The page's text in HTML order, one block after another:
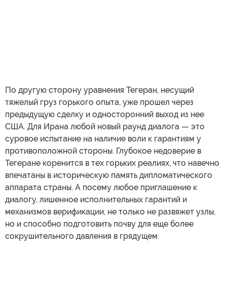
По другую сторону уравнения Тегеран, несущий
тяжелый груз горького опыта, уже прошел через
предыдущую сделку и односторонний выход из нее
США. Для Ирана любой новый раунд диалога — это
суровое испытание на наличие воли к гарантиям у
противоположной стороны. Глубокое недоверие в
Тегеране коренится в тех горьких реалиях, что навечно
впечатаны в историческую память дипломатического
аппарата страны. А посему любое приглашение к
диалогу, лишенное исполнительных гарантий и
механизмов верификации, не только не развяжет узлы,
но и способно подготовить почву для еще более
сокрушительного давления в грядущем.